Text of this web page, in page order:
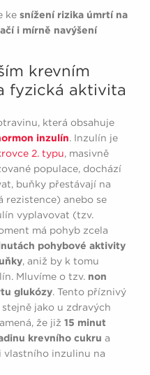
ke snížení rizika úmrtí na
i mírně navýšení
krevním
fyzická aktivita
která obsahuje
inzulín. Inzulín je
2. typu, masivně
populace, dochází
buňky přestávají na
rezistence) anebo se
vyplavovat (tzv.
má pohyb zcela
pohybové aktivity
, aniž by k tomu
Mluvíme o tzv. non
glukózy. Tento příznivý
jako u zdravých
že již 15 minut
krevního cukru a
vlastního inzulinu na